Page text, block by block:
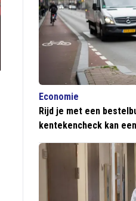
Economie
Rijd je met een
kentekencheck kan